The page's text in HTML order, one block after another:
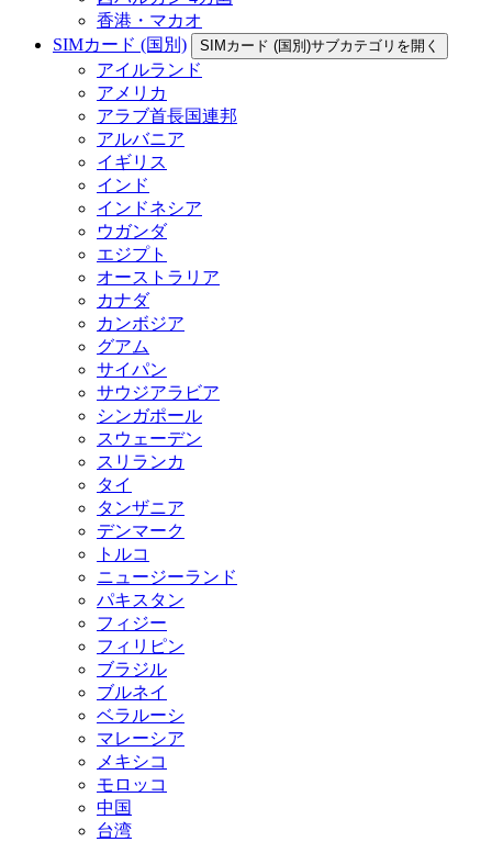
香港・マカオ
SIMカード (国別)
SIMカード (国別)サブカテゴリを開く
アイルランド
アメリカ
アラブ首長国連邦
アルバニア
イギリス
インド
インドネシア
ウガンダ
エジプト
オーストラリア
カナダ
カンボジア
グアム
サイパン
サウジアラビア
シンガポール
スウェーデン
スリランカ
タイ
タンザニア
デンマーク
トルコ
ニュージーランド
パキスタン
フィジー
フィリピン
ブラジル
ブルネイ
ベラルーシ
マレーシア
メキシコ
モロッコ
中国
台湾